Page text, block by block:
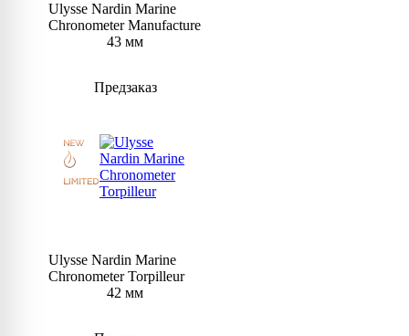
Ulysse Nardin Marine
Chronometer Manufacture
43 мм
Предзаказ
Ulysse Nardin Marine
Chronometer Torpilleur
42 мм